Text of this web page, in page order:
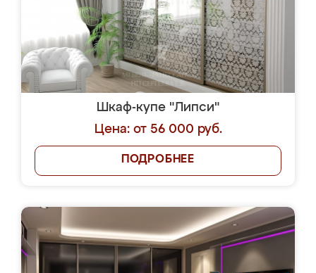
Шкаф-купе "Липси"
Цена: от 56 000 руб.
ПОДРОБНЕЕ